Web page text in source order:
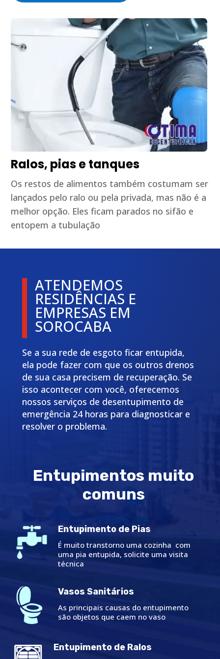
Ralos, pias e tanques
Os restos de alimentos também costumam ser
lançados pelo ralo ou pela privada, mas não é a
melhor opção. Eles ficam parados no sifão e
entopem a tubulação
ATENDEMOS
RESIDÊNCIAS E
EMPRESAS EM
SOROCABA
Se a sua rede de esgoto ficar entupida,
ela pode fazer com que os outros drenos
de sua casa precisem de recuperação. Se
isso acontecer com você, oferecemos
nossos serviços de desentupimento de
emergência 24 horas para diagnosticar e
resolver o problema.
Entupimentos muito
comuns
Entupimento de Pias
É muito transtorno uma cozinha com
uma pia entupida, solicite uma visita
técnica
Vasos Sanitários
As principais causas do entupimento
são objetos que caem no vaso
Entupimento de Ralos